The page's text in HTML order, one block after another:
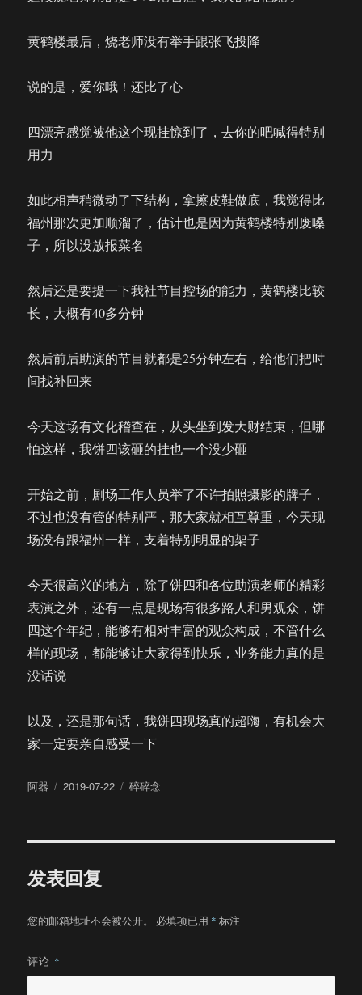
黄鹤楼最后，烧老师没有举手跟张飞投降
说的是，爱你哦！还比了心
四漂亮感觉被他这个现挂惊到了，去你的吧喊得特别
用力
如此相声稍微动了下结构，拿擦皮鞋做底，我觉得比
福州那次更加顺溜了，估计也是因为黄鹤楼特别废嗓
子，所以没放报菜名
然后还是要提一下我社节目控场的能力，黄鹤楼比较
长，大概有40多分钟
然后前后助演的节目就都是25分钟左右，给他们把时
间找补回来
今天这场有文化稽查在，从头坐到发大财结束，但哪
怕这样，我饼四该砸的挂也一个没少砸
开始之前，剧场工作人员举了不许拍照摄影的牌子，
不过也没有管的特别严，那大家就相互尊重，今天现
场没有跟福州一样，支着特别明显的架子
今天很高兴的地方，除了饼四和各位助演老师的精彩
表演之外，还有一点是现场有很多路人和男观众，饼
四这个年纪，能够有相对丰富的观众构成，不管什么
样的现场，都能够让大家得到快乐，业务能力真的是
没话说
以及，还是那句话，我饼四现场真的超嗨，有机会大
家一定要亲自感受一下
作
阿器
发
2019-07-22
分
碎碎念
发表回复
您的邮箱地址不会被公开。 必填项已用 * 标注
评论 *